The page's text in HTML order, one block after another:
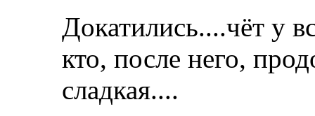
Докатились....чёт у
кто, после него,
сладкая....